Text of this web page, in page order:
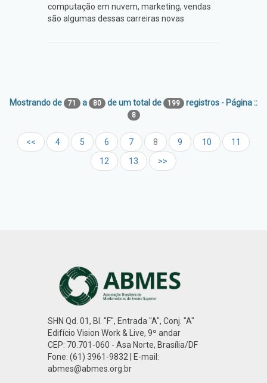
computação em nuvem, marketing, vendas
são algumas dessas carreiras novas
Mostrando de 71 a 80 de um total de 199 registros - Página ::
8
<< 4 5 6 7 8 9 10
11
12
13 >>
SHN Qd. 01, Bl. "F", Entrada "A", Conj. "A"
Edifício Vision Work & Live, 9º andar
CEP: 70.701-060 - Asa Norte, Brasília/DF
Fone: (61) 3961-9832 | E-mail:
abmes@abmes.org.br